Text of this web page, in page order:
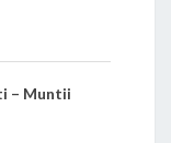
– Muntii